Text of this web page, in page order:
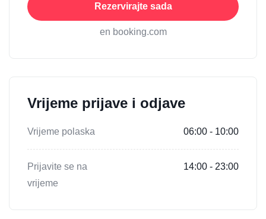
Rezervirajte sada
en booking.com
Vrijeme prijave i odjave
Vrijeme polaska 06:00 - 10:00
Prijavite se na
vrijeme
14:00 - 23:00